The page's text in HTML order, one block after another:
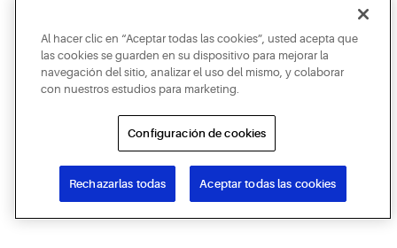
Al hacer clic en “Aceptar todas las cookies”, usted acepta que
las cookies se guarden en su dispositivo para mejorar la
navegación del sitio, analizar el uso del mismo, y colaborar
con nuestros estudios para marketing.
Configuración de cookies
Rechazarlas todas Aceptar todas las cookies